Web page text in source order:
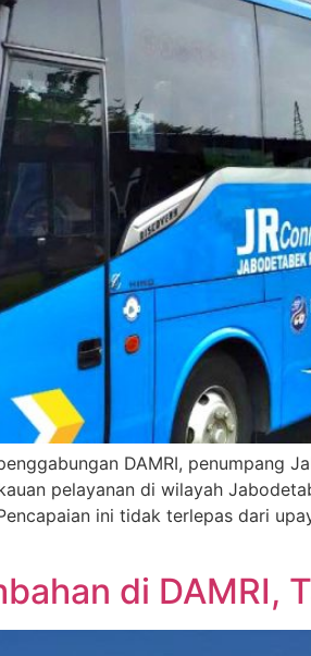
DAMRI, penumpang
pelayanan di wilayah
ini tidak terlepas dari
di DAMRI,